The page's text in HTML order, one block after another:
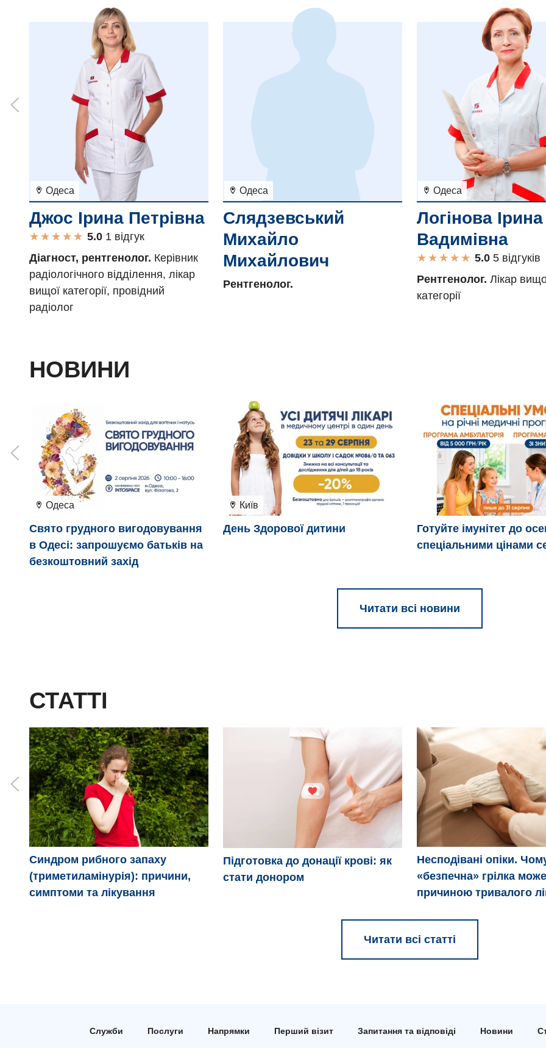
Одеса
Джос Ірина Петрівна
★
★
★
★
★
★ ★ ★ ★ ★
1 вiдгук
Діагност, рентгенолог. Керівник
радіологічного відділення, лікар
вищої категорії, провідний
радіолог
Одеса
Слядзевський
Михайло
Михайлович
Рентгенолог.
Одеса
Логінова Ірина
Вадимівна
★
★
★
★
★
★ ★ ★ ★ ★
5 вiдгукiв
Рентгенолог. Лікар
категорії
НОВИНИ
Одеса
Свято грудного вигодовування
в Одесі: запрошуємо батьків на
безкоштовний захід
Київ
День Здорової дитини
Готуйте імунітет до
спеціальними цінами
Читати всі новини
СТАТТІ
Синдром рибного запаху
(триметиламінурія): причини,
симптоми та лікування
Підготовка до донації крові: як
стати донором
Несподівані опіки.
«безпечна» грілка
причиною тривалого
Читати всі статті
Служби Послуги Напрямки Перший візит Запитання та відповіді Новини